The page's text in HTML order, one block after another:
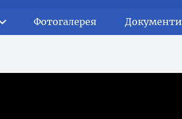
Фотогалерея Документи